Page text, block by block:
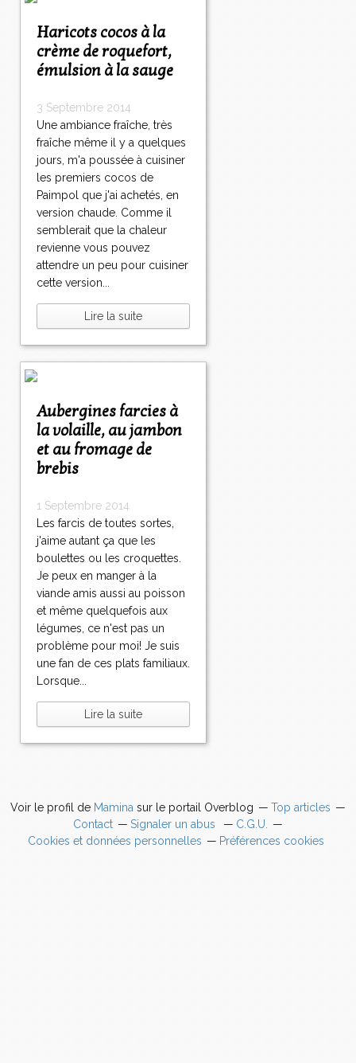
Haricots cocos à la
crème de roquefort,
émulsion à la sauge
3 Septembre 2014
Une ambiance fraîche, très
fraîche même il y a quelques
jours, m'a poussée à cuisiner
les premiers cocos de
Paimpol que j'ai achetés, en
version chaude. Comme il
semblerait que la chaleur
revienne vous pouvez
attendre un peu pour cuisiner
cette version...
Lire la suite
Aubergines farcies à
la volaille, au jambon
et au fromage de
brebis
1 Septembre 2014
Les farcis de toutes sortes,
j'aime autant ça que les
boulettes ou les croquettes.
Je peux en manger à la
viande amis aussi au poisson
et même quelquefois aux
légumes, ce n'est pas un
problème pour moi! Je suis
une fan de ces plats familiaux.
Lorsque...
Lire la suite
Voir le profil de Mamina sur le portail Overblog
Top articles
Contact
Signaler un abus
C.G.U.
Cookies et données personnelles
Préférences cookies